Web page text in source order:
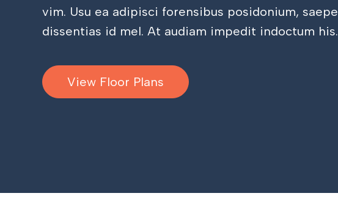
vim. Usu ea adipisci forensibus posidonium, saepe
dissentias id mel. At audiam impedit indoctum his.
View Floor Plans